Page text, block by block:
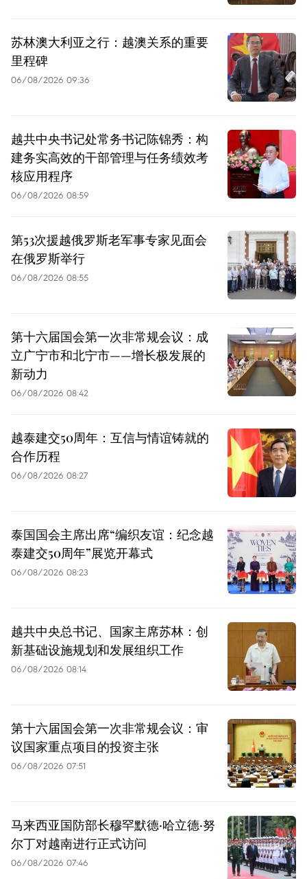
苏林澳大利亚之行：越澳关系的重要
里程碑
06/08/2026 09:36
越共中央书记处常务书记陈锦秀：构
建务实高效的干部管理与任务绩效考
核应用程序
06/08/2026 08:59
第53次援越俄罗斯老军事专家见面会
在俄罗斯举行
06/08/2026 08:55
第十六届国会第一次非常规会议：成
立广宁市和北宁市——增长极发展的
新动力
06/08/2026 08:42
越泰建交50周年：互信与情谊铸就的
合作历程
06/08/2026 08:27
泰国国会主席出席“编织友谊：纪念越
泰建交50周年”展览开幕式
06/08/2026 08:23
越共中央总书记、国家主席苏林：创
新基础设施规划和发展组织工作
06/08/2026 08:14
第十六届国会第一次非常规会议：审
议国家重点项目的投资主张
06/08/2026 07:51
马来西亚国防部长穆罕默德·哈立德·努
尔丁对越南进行正式访问
06/08/2026 07:46